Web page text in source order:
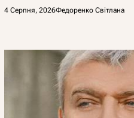
4 Серпня, 2026Федоренко Світлана